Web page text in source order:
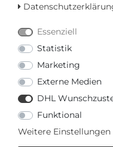
Versandfertig in 2-3
Essenziell
Statistik
Marketing
Externe Medien
DHL
Funktional
Weitere Einstellungen